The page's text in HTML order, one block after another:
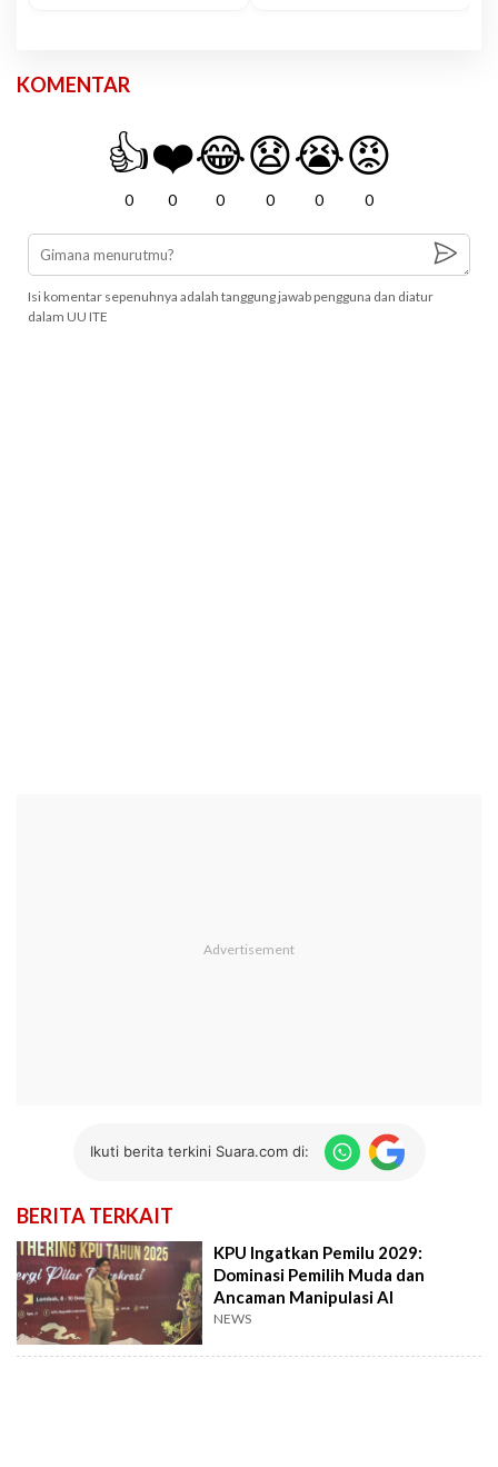
KOMENTAR
👍
0
❤️
0
😂
0
😧
0
😭
0
😡
0
Isi komentar sepenuhnya adalah tanggung jawab pengguna dan diatur
dalam UU ITE
Ikuti berita terkini Suara.com di:
BERITA TERKAIT
KPU Ingatkan Pemilu 2029:
Dominasi Pemilih Muda dan
Ancaman Manipulasi AI
NEWS